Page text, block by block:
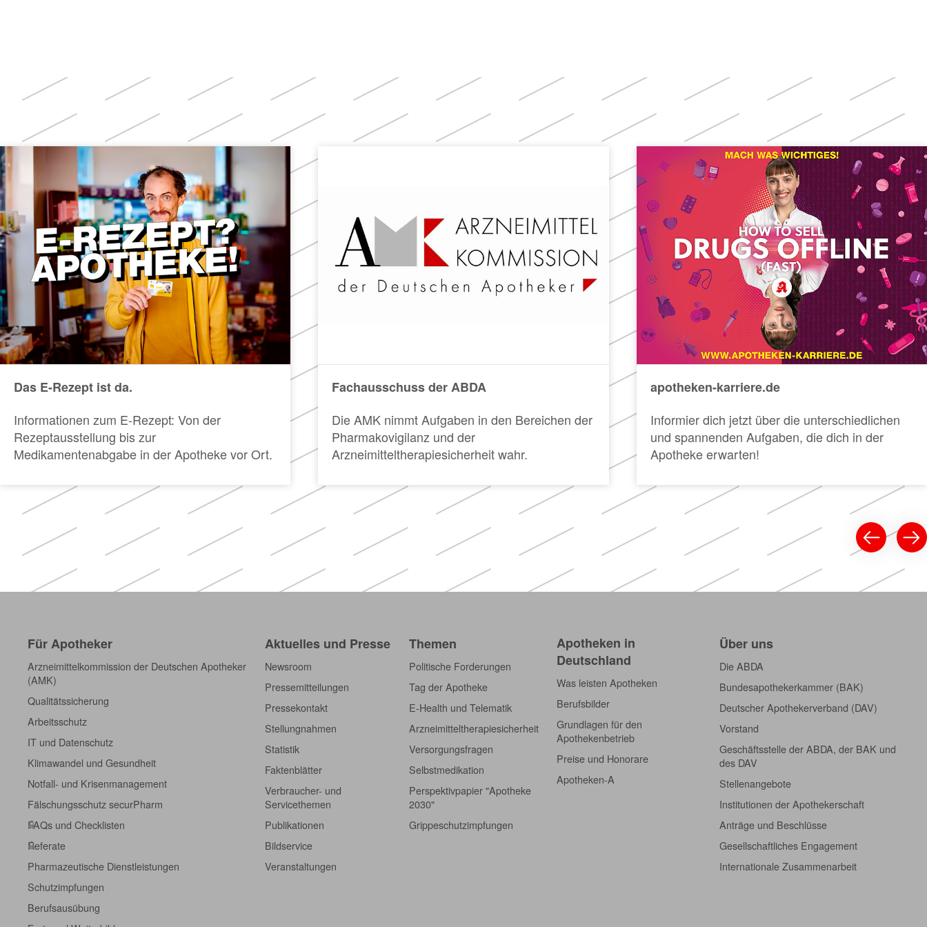
Weitere
Themen
Das E-Rezept ist da.
Informationen zum E-Rezept: Von der
Rezeptausstellung bis zur
Medikamentenabgabe in der Apotheke vor Ort.
Fachausschuss der ABDA
Die AMK nimmt Aufgaben in den Bereichen der
Pharmakovigilanz und der
Arzneimitteltherapiesicherheit wahr.
apotheken-karriere.de
Informier dich jetzt über die unterschiedlichen
und spannenden Aufgaben, die dich in der
Apotheke erwarten!
Für Apotheker
Arzneimittelkommission der Deutschen Apotheker
(AMK)
Qualitätssicherung
Arbeitsschutz
IT und Datenschutz
Klimawandel und Gesundheit
Notfall- und Krisenmanagement
Fälschungsschutz securPharm
FAQs und Checklisten
Referate
Pharmazeutische Dienstleistungen
Schutzimpfungen
Berufsausübung
Aktuelles und Presse
Newsroom
Pressemitteilungen
Pressekontakt
Stellungnahmen
Statistik
Faktenblätter
Verbraucher- und
Servicethemen
Publikationen
Bildservice
Veranstaltungen
Themen
Politische Forderungen
Tag der Apotheke
E-Health und Telematik
Arzneimitteltherapiesicherheit
Versorgungsfragen
Selbstmedikation
Perspektivpapier "Apotheke
2030"
Grippeschutzimpfungen
Apotheken in
Deutschland
Was leisten Apotheken
Berufsbilder
Grundlagen für den
Apothekenbetrieb
Preise und Honorare
Apotheken-A
Über uns
Die ABDA
Bundesapothekerkammer (BAK)
Deutscher Apothekerverband (DAV)
Vorstand
Geschäftsstelle der ABDA, der BAK und
des DAV
Stellenangebote
Institutionen der Apothekerschaft
Anträge und Beschlüsse
Gesellschaftliches Engagement
Internationale Zusammenarbeit